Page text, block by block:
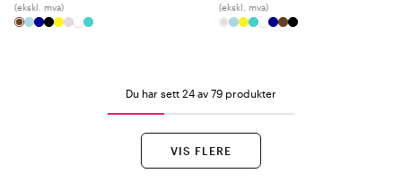
(ekskl. mva) (ekskl. mva)
Du har sett 24 av 79 produkter
VIS FLERE